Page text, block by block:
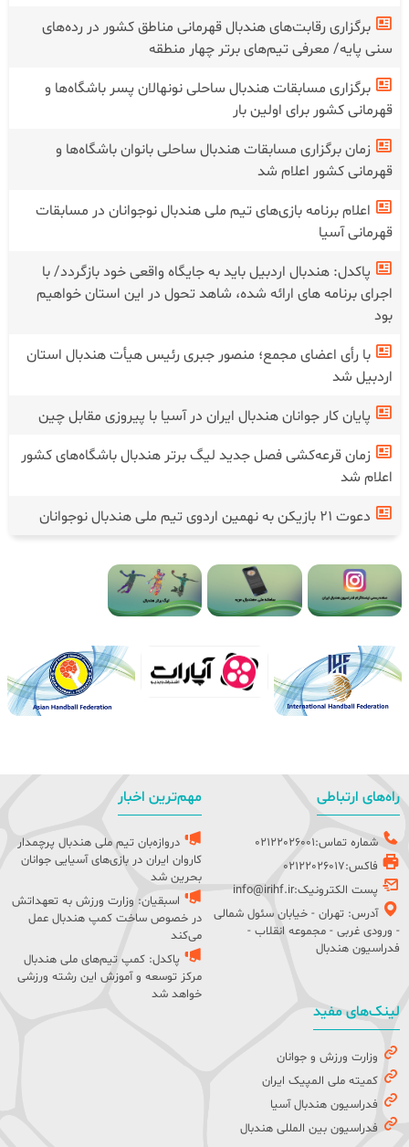
برگزاری رقابت‌های هندبال قهرمانی مناطق کشور در رده‌های
سنی پایه/ معرفی تیم‌های برتر چهار منطقه
برگزاری مسابقات هندبال ساحلی نونهالان پسر باشگاه‌ها و
قهرمانی کشور برای اولین بار
زمان برگزاری مسابقات هندبال ساحلی بانوان باشگاه‌ها و
قهرمانی کشور اعلام شد
اعلام برنامه بازی‌های تیم ملی هندبال نوجوانان در مسابقات
قهرمانی آسیا
پاکدل: هندبال اردبیل باید به جایگاه واقعی خود بازگردد/ با
اجرای برنامه های ارائه شده، شاهد تحول در این استان خواهیم
بود
با رأی اعضای مجمع؛ منصور جبری رئیس هیأت هندبال استان
اردبیل شد
پایان کار جوانان هندبال ایران در آسیا با پیروزی مقابل چین
زمان قرعه‌کشی فصل جدید لیگ برتر هندبال باشگاه‌های کشور
اعلام شد
دعوت ۲۱ بازیکن به نهمین اردوی تیم ملی هندبال نوجوانان
راه‌های ارتباطی
شماره تماس:02122026001
فاکس:02122026017
پست الکترونیک:info@irihf.ir
آدرس: تهران - خیابان سئول شمالی
- ورودی غربی - مجموعه انقلاب -
فدراسیون هندبال
مهم‌ترین اخبار
دروازه‌بان تیم ملی هندبال پرچمدار
کاروان ایران در بازی‌های آسیایی جوانان
بحرین شد
اسبقیان: وزارت ورزش به تعهداتش
در خصوص ساخت کمپ هندبال عمل
می‌کند
پاکدل: کمپ تیم‌های ملی هندبال
مرکز توسعه و آموزش این رشته ورزشی
خواهد شد
لینک‌های مفید
وزارت ورزش و جوانان
کمیته ملی المپیک ایران
فدراسیون هندبال آسیا
فدراسیون بین المللی هندبال